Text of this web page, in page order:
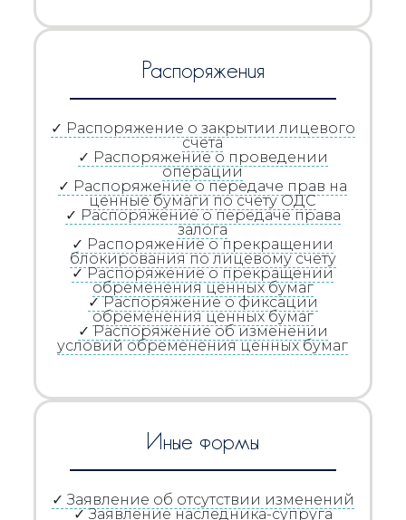
Распоряжения
✓ Распоряжение о закрытии лицевого
счета
✓ Распоряжение о проведении
операции
✓ Распоряжение о передаче прав на
ценные бумаги по счету ОДС
✓ Распоряжение о передаче права
залога
✓ Распоряжение о прекращении
блокирования по лицевому счету
✓ Распоряжение о прекращении
обременения ценных бумаг
✓ Распоряжение о фиксации
обременения ценных бумаг
✓ Распоряжение об изменении
условий обременения ценных бумаг
Иные формы
✓ Заявление об отсутствии изменений
✓ Заявление наследника-супруга